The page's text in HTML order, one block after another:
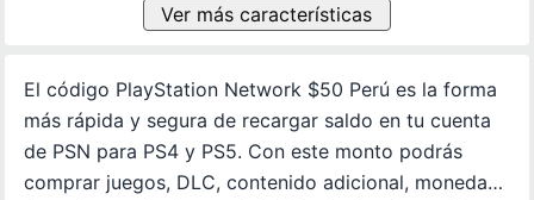
Ver más características
El código PlayStation Network $50 Perú es la forma
más rápida y segura de recargar saldo en tu cuenta
de PSN para PS4 y PS5. Con este monto podrás
comprar juegos, DLC, contenido adicional, monedas